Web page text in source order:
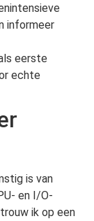
informeer
eerste
echte
is van
en I/O-
ik op een